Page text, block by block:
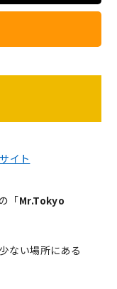
イト
「Mr.Tokyo
ない場所にある